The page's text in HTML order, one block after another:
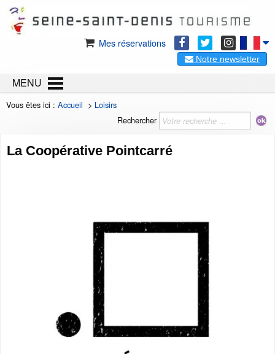
Mes réservations
Notre newsletter
MENU
Vous êtes ici : Accueil > Loisirs
Rechercher
La Coopérative Pointcarré